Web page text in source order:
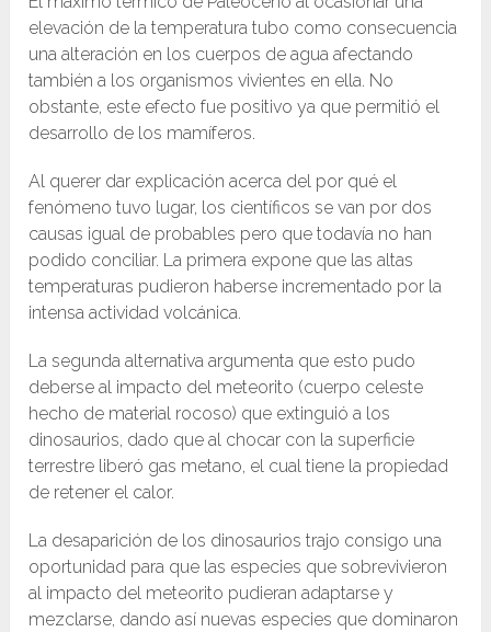
elevación de la temperatura tubo como consecuencia
una alteración en los cuerpos de agua afectando
también a los organismos vivientes en ella. No
obstante, este efecto fue positivo ya que permitió el
desarrollo de los mamíferos.
Al querer dar explicación acerca del por qué el
fenómeno tuvo lugar, los científicos se van por dos
causas igual de probables pero que todavía no han
podido conciliar. La primera expone que las altas
temperaturas pudieron haberse incrementado por la
intensa actividad volcánica.
La segunda alternativa argumenta que esto pudo
deberse al impacto del meteorito (cuerpo celeste
hecho de material rocoso) que extinguió a los
dinosaurios, dado que al chocar con la superficie
terrestre liberó gas metano, el cual tiene la propiedad
de retener el calor.
La desaparición de los dinosaurios trajo consigo una
oportunidad para que las especies que sobrevivieron
al impacto del meteorito pudieran adaptarse y
mezclarse, dando así nuevas especies que dominaron